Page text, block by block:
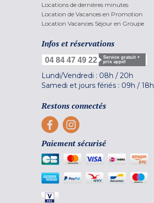
Locations de dernières minutes
Location de Vacances en Promotion
Location Vacances Séjour en Groupe
Infos et réservations
04 84 47 49 22
Service gratuit +
prix appel
Lundi/Vendredi : 08h / 20h
Samedi et jours fériés : 09h / 18h
Restons connectés
Paiement sécurisé